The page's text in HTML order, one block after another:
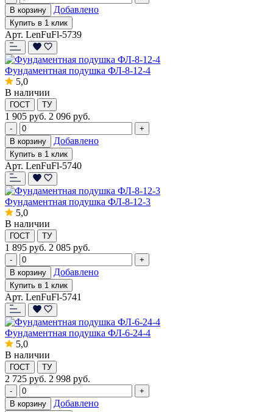
В корзину
Добавлено
Купить в 1 клик
Арт. LenFuFl-5739
Фундаментная подушка ФЛ-8-12-4
5,0
В наличии
ГОСТ ТУ
1 905 руб. 2 096 руб.
-
+
В корзину
Добавлено
Купить в 1 клик
Арт. LenFuFl-5740
Фундаментная подушка ФЛ-8-12-3
5,0
В наличии
ГОСТ ТУ
1 895 руб. 2 085 руб.
-
+
В корзину
Добавлено
Купить в 1 клик
Арт. LenFuFl-5741
Фундаментная подушка ФЛ-6-24-4
5,0
В наличии
ГОСТ ТУ
2 725 руб. 2 998 руб.
-
+
В корзину
Добавлено